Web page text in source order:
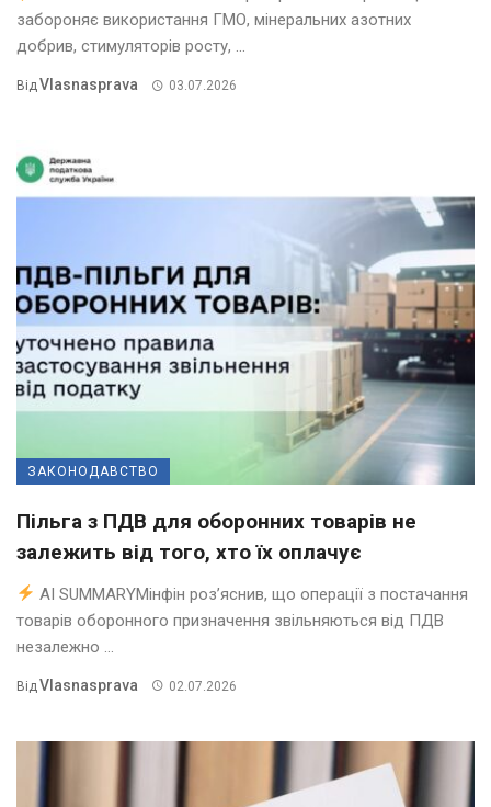
забороняє використання ГМО, мінеральних азотних
добрив, стимуляторів росту, ...
ВідVlasnasprava 03.07.2026
ЗАКОНОДАВСТВО
Пільга з ПДВ для оборонних товарів не
залежить від того, хто їх оплачує
AI SUMMARYМінфін роз’яснив, що операції з постачання
товарів оборонного призначення звільняються від ПДВ
незалежно ...
Від Vlasnasprava 02.07.2026